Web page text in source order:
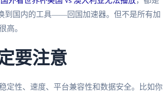
到国内的工具——回国加速器。但不是所有加
高。
要注意
定性、速度、平台兼容性和数据安全。比如你